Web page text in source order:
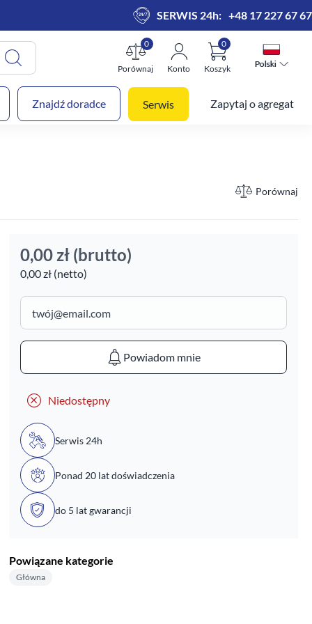
SERWIS 24h: +48 17 227 67 67
Porównaj
0
Konto Koszyk
0
Polski
Polski
Znajdź doradce Serwis Zapytaj o agregat
Porównaj
0,00 zł (brutto)
0,00 zł (netto)
Powiadom mnie
Niedostępny
Serwis 24h
Ponad 20 lat doświadczenia
do 5 lat gwarancji
Powiązane kategorie
Główna